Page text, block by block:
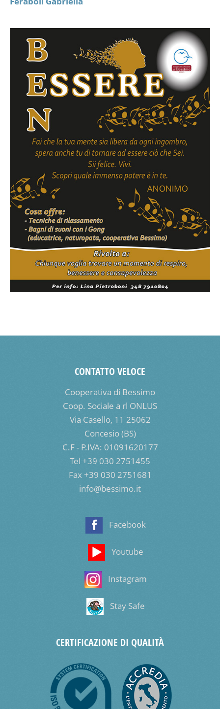
CONTATTO VELOCE
Cooperativa di Bessimo
Coop. Sociale a rl ONLUS
Via Casello, 11 25062
Concesio (BS)
C.F - P.IVA: 01091620177
Tel +39 030 2751455
Fax +39 030 2751681
info@bessimo.it
Facebook
Youtube
Instagram
Stay Safe
CERTIFICAZIONE DI QUALITÀ